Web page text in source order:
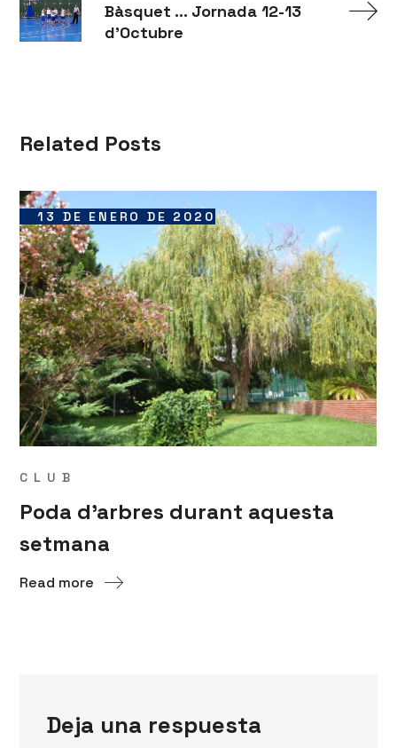
Bàsquet ... Jornada 12-13
d'Octubre
Related Posts
13 DE ENERO DE 2020
CLUB
Poda d’arbres durant aquesta
setmana
Read more
Deja una respuesta